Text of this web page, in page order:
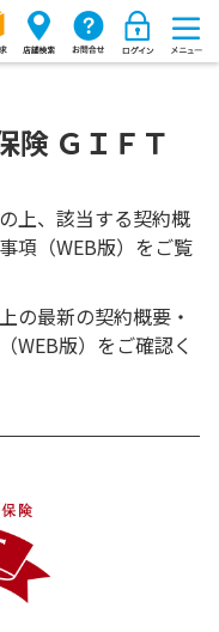
険 ＧＩＦＴ
上、該当する契約概
項（WEB版）をご覧
の最新の契約概要・
WEB版）をご確認く